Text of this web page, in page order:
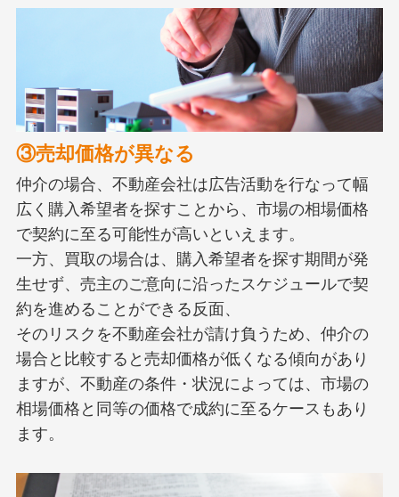
③売却価格が異なる
仲介の場合、不動産会社は広告活動を行なって幅
広く購入希望者を探すことから、市場の相場価格
で契約に至る可能性が高いといえます。
一方、買取の場合は、購入希望者を探す期間が発
生せず、売主のご意向に沿ったスケジュールで契
約を進めることができる反面、
そのリスクを不動産会社が請け負うため、仲介の
場合と比較すると売却価格が低くなる傾向があり
ますが、不動産の条件・状況によっては、市場の
相場価格と同等の価格で成約に至るケースもあり
ます。